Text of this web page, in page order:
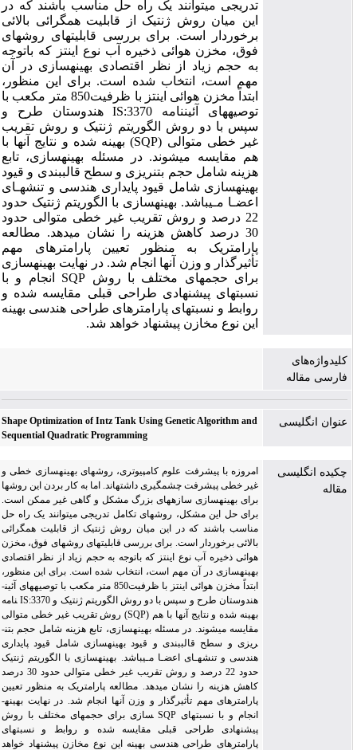
تدریجی می­توانند یک راه حل مناسب باشند که در
این میان روش ژنتیک از قابلیت همگرائی بالائی
برخوردار است. برای بررسی قابلیت­های روش­های
فوق، مخزن هوائی ذخیره آب نوع اینتز که باتوجه
به حجم زیاد از نظر اقتصادی بهینه­سازی در آن
مهم است، انتخاب شده است. برای این منظور،
ابتداً مخزن هوائی اینتز با ظرفیت850 متر مکعب با
توصیه­های آئین­نامه IS:3370 هندوستان طرح و
سپس با دو روش الگوریتم ژنتیک و روش تقریب
غیر خطی متوالی (SQP) بهینه شده و نتایج آن­ها با
هم مقایسه می­شوند. در مسئله بهینه­سازی، تابع
هزینه شامل حجم بتن­ریزی و سطح قالب­بندی و قیود
بهینه­سازی شامل قیود پایداری هندسی و تنش­هـای
اعضـا مـی­باشد. بهینه­سازی با الگوریتم ژنتیک حدود
22 درصد و روش تقریب غیر خطی متوالی حدود
30 درصد کاهش هزینه را نشان می­دهد. مطالعه
پارامتریک به منظور تعیین پارامترهای مهم
تأثیرگذار و وزن آن­ها انجام شد. در نهایت بهینه­سازی
برای حجم­های مختلف با روش SQP انجام و با
نسبت­های پیشنهادی طراحی قبلی مقایسه شده و
روابط و نسبت­های پارامترهای طراحی هندسی بهینه
این نوع مخازن پیشنهاد خواهد شد.
کلیدواژه‌های
فارسی مقاله
عنوان انگلیسی
Shape Optimization of Intz Tank Using Genetic Algorithm and
Sequential Quadratic Programming
چکیده انگلیسی
مقاله
امروزه با پیشرفت علوم کامپیوتری، روش­های بهینه­سازی خطی و
غیر خطی پیشرفت چشم­گیری داشته­اند. اما به کار بردن این روش­ها
برای بهینه­سازی سازه­های بزرگ مشکل و گاهی غیر ممکن است.
برای حل این مشکل، روش­های تکامل تدریجی می­توانند یک راه حل
مناسب باشند که در این میان روش ژنتیک از قابلیت همگرائی
بالائی برخوردار است. برای بررسی قابلیت­های روش­های فوق، مخزن
هوائی ذخیره آب نوع اینتز که باتوجه به حجم زیاد از نظر اقتصادی
بهینه­سازی در آن مهم است، انتخاب شده است. برای این منظور،
ابتداً مخزن هوائی اینتز با ظرفیت850 متر مکعب با توصیه­های آئین­
نامه IS:3370 هندوستان طرح و سپس با دو روش الگوریتم ژنتیک و
روش تقریب غیر خطی متوالی (SQP) بهینه شده و نتایج آن­ها با هم
مقایسه می­شوند. در مسئله بهینه­سازی، تابع هزینه شامل حجم بتن­
ریزی و سطح قالب­بندی و قیود بهینه­سازی شامل قیود پایداری
هندسی و تنش­هـای اعضـا مـی­باشد. بهینه­سازی با الگوریتم ژنتیک
حدود 22 درصد و روش تقریب غیر خطی متوالی حدود 30 درصد
کاهش هزینه را نشان می­دهد. مطالعه پارامتریک به منظور تعیین
پارامترهای مهم تأثیرگذار و وزن آن­ها انجام شد. در نهایت بهینه­
سازی برای حجم­های مختلف با روش SQP انجام و با نسبت­های
پیشنهادی طراحی قبلی مقایسه شده و روابط و نسبت­های
پارامترهای طراحی هندسی بهینه این نوع مخازن پیشنهاد خواهد